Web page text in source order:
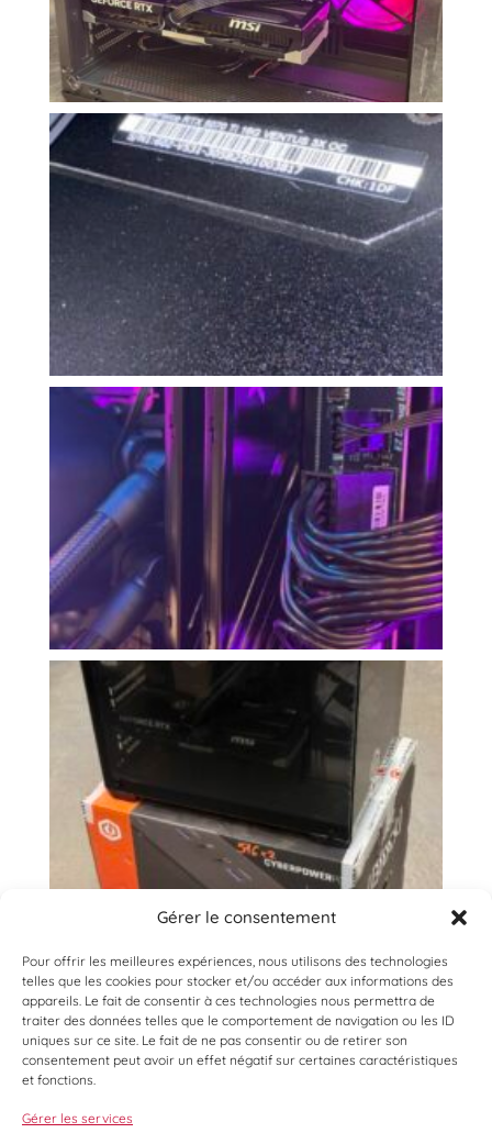
Gérer le consentement
Pour offrir les meilleures expériences, nous utilisons des technologies
telles que les cookies pour stocker et/ou accéder aux informations des
appareils. Le fait de consentir à ces technologies nous permettra de
traiter des données telles que le comportement de navigation ou les ID
uniques sur ce site. Le fait de ne pas consentir ou de retirer son
consentement peut avoir un effet négatif sur certaines caractéristiques
et fonctions.
Gérer les services